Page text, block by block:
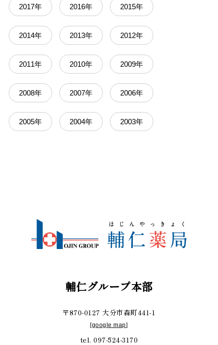
2017年 2016年 2015年
2014年 2013年 2012年
2011年 2010年 2009年
2008年 2007年 2006年
2005年 2004年 2003年
輔仁グループ本部
〒870-0127 大分市森町441-1
[google map]
tel. 097-524-3170